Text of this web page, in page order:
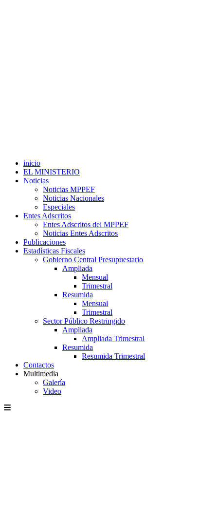
inicio
EL MINISTERIO
Noticias
Noticias MPPEF
Noticias Nacionales
Especiales
Entes Adscritos
Entes Adscritos del MPPEF
Noticias Entes Adscritos
Publicaciones
Estadísticas Fiscales
Gobierno Central Presupuestario
Ampliada
Mensual
Trimestral
Resumida
Mensual
Trimestral
Sector Público Restringido
Ampliada
Ampliada Trimestral
Resumida
Resumida Trimestral
Contactos
Multimedia
Galería
Video